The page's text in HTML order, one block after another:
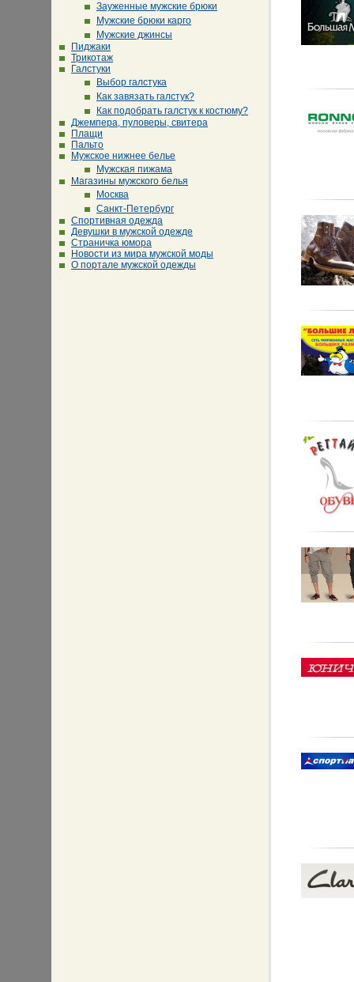
Зауженные мужские брюки
Мужские брюки карго
Мужские джинсы
Пиджаки
Трикотаж
Галстуки
Выбор галстука
Как завязать галстук?
Как подобрать галстук к костюму?
Джемпера, пуловеры, свитера
Плащи
Пальто
Мужское нижнее белье
Мужская пижама
Магазины мужского белья
Москва
Санкт-Петербург
Спортивная одежда
Девушки в мужской одежде
Страничка юмора
Новости из мира мужской моды
О портале мужской одежды